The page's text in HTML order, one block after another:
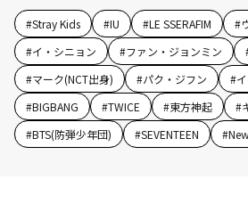
#Stray Kids #IU #LE SSERAFIM #
#イ・シニョン #ファン・ジョンミン
#マーク(NCT出身) #パク・ジフン #
#BIGBANG #TWICE #東方神起 #
#BTS(防弾少年団) #SEVENTEEN #